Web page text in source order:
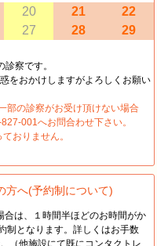
20 21
22
27 28
29
察です。
をおかけしますがよろしくお願い
部の診察がお受け頂けない場合
001へお問合わせ下さい。
おりません。
方へ(予約制について)
は、１時間半ほどのお時間がか
制となります。詳しくはお手数
（他施設にて既にコンタクトレ